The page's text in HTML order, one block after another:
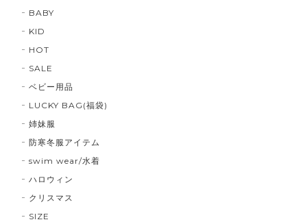
BABY
KID
HOT
SALE
ベビー用品
LUCKY BAG(福袋)
姉妹服
防寒冬服アイテム
swim wear/水着
ハロウィン
クリスマス
SIZE